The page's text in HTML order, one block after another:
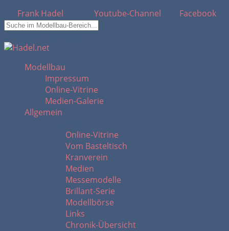
Frank Hadel
Youtube-Channel Facebook
Modellbau
Impressum
Online-Vitrine
Medien-Galerie
Allgemein
Online-Vitrine
Vom Basteltisch
Kranverein
Medien
Messemodelle
Brillant-Serie
Modellbörse
Links
Chronik-Übersicht